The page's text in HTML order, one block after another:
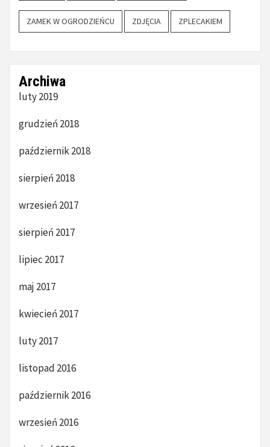
ZAMEK W OGRODZIEŃCU ZDJĘCIA ZPLECAKIEM
Archiwa
luty 2019
grudzień 2018
październik 2018
sierpień 2018
wrzesień 2017
sierpień 2017
lipiec 2017
maj 2017
kwiecień 2017
luty 2017
listopad 2016
październik 2016
wrzesień 2016